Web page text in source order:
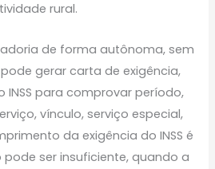
rural.
de forma autônoma, sem
gerar carta de exigência,
INSS para comprovar período,
vínculo, serviço especial,
da exigência do INSS é
pode ser insuficiente, quando a